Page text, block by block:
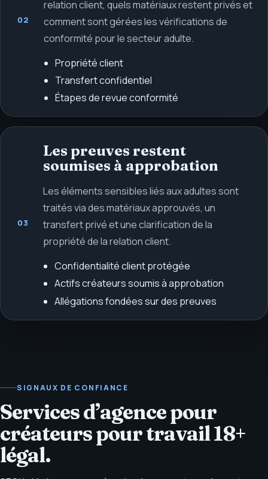
02
relation client, quels matériaux restent privés et
comment sont gérées les vérifications de
conformité pour le secteur adulte.
Propriété client
Transfert confidentiel
Étapes de revue conformité
03
Les preuves restent
soumises à approbation
Les éléments sensibles liés aux adultes sont
traités via des matériaux approuvés, un
transfert privé et une clarification de la
propriété de la relation client.
Confidentialité client protégée
Actifs créateurs soumis à approbation
Allégations fondées sur des preuves
SIGNAUX DE CONFIANCE
Services d’agence pour
créateurs pour travail 18+
légal.